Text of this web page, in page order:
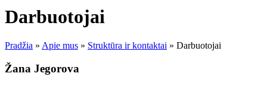
Darbuotojai
Pradžia » Apie mus » Struktūra ir kontaktai » Darbuotojai
Žana Jegorova